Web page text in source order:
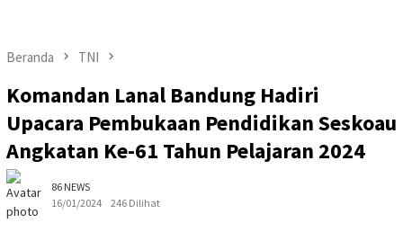
Beranda TNI
Komandan Lanal Bandung Hadiri
Upacara Pembukaan Pendidikan Seskoau
Angkatan Ke-61 Tahun Pelajaran 2024
86 NEWS
16/01/2024
246 Dilihat